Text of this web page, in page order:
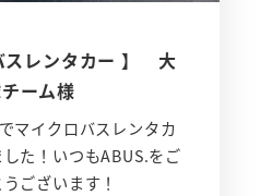
スレンタカー 】 大
ーム様
マイクロバスレンタカ
た！いつもABUS.をご
ございます！